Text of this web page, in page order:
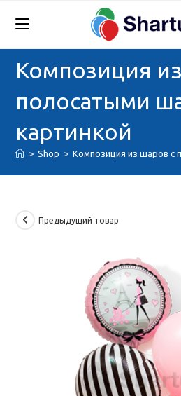
Композиция
полосатыми
картинкой
> Shop > Композиция из шаров с
Предыдущий товар